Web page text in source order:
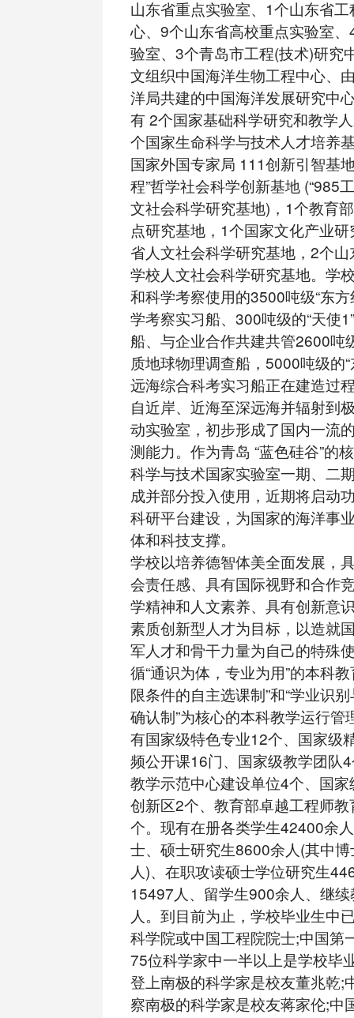
山东省重点实验室、1个山东省
心、9个山东省高校重点实验室
验室、3个青岛市工程(技术)研究
文组织中国海洋生物工程中心、
洋局共建的中国海洋发展研究中
有 2个国家基础科学研究和教学
个国家生命科学与技术人才培养
国家外国专家局 111创新引智基
程”哲学社会科学创新基地 (“985
文社会科学研究基地)，1个教育
点研究基地，1个国家文化产业
省人文社会科学研究基地，2个山
学校人文社会科学研究基地。学
和科学考察使用的3500吨级“东
学考察实习船、300吨级的“天使
船、与企业合作共建共管2600吨
质地球物理调查船，5000吨级的
远海综合科考实习船正在建造过
自近岸、近海至深远海并辐射到
动实验室，初步形成了国内一流
测能力。作为青岛 “蓝色硅谷”的
科学与技术国家实验室一期、二
成并部分投入使用，近期将启动
科研平台建设，为国家的海洋事
体和科技支撑。
学校以培养德智体美全面发展，
会责任感、具有国际视野和合作
学精神和人文素养、具有创新意
素质创新型人才为目标，以造就
军人才和骨干力量为自己的特殊
循“通识为体，专业为用”的本科
限条件的自主选课制”和“学业识
确认制”为核心的本科教学运行管
有国家级特色专业12个、国家级
频公开课16门、国家级教学团队
教学示范中心建设单位4个、国
创新区2个、教育部卓越工程师
个。现有在册各类学生42400余
士、硕士研究生8600余人(其中
人)、在职攻读硕士学位研究生
15497人、留学生900余人、继
人。到目前为止，学校毕业生中
科学院或中国工程院院士;中国第
75位科学家中一半以上是学校毕
登上南极的科学家是校友董兆乾;
察南极的科学家是校友蒋家伦;中